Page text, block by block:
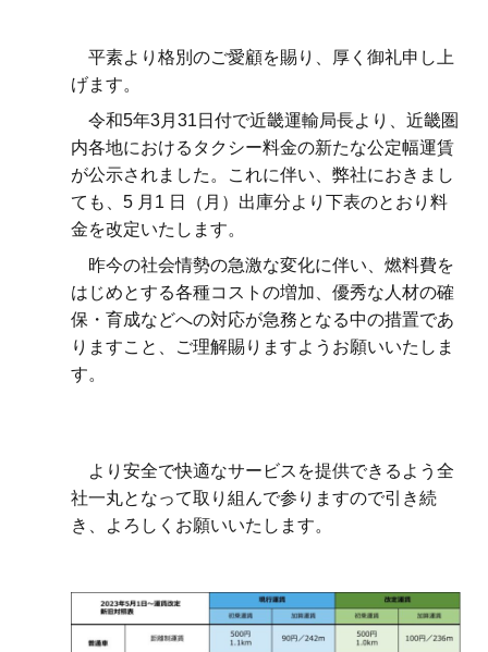
平素より格別のご愛顧を賜り、厚く御礼申し上
げます。
令和5年3⽉ 31 ⽇付で近畿運輸局⻑より、近畿圏
内各地におけるタクシー料⾦の新たな公定幅運賃
が公⽰されました。これに伴い、弊社におきまし
ても、 5 ⽉ 1 ⽇（月）出庫分より下表のとおり料
⾦を改定いたします。
昨今の社会情勢の急激な変化に伴い、燃料費を
はじめとする各種コストの増加、優秀な⼈材の確
保・育成などへの対応が急務となる中の措置であ
りますこと、ご理解賜りますようお願いいたしま
す。
より安全で快適なサービスを提供できるよう全
社⼀丸となって取り組んで参りますので引き続
き、よろしくお願いいたします。